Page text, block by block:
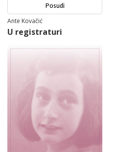
Posudi
Ante Kovačić
U registraturi